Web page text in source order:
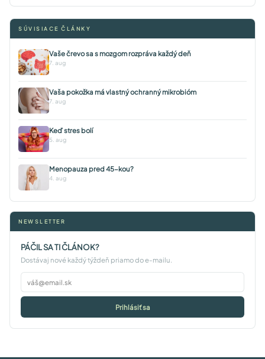
SÚVISIACE ČLÁNKY
Vaše črevo sa s mozgom rozpráva každý deň
7. aug
Vaša pokožka má vlastný ochranný mikrobióm
7. aug
Keď stres bolí
5. aug
Menopauza pred 45-kou?
4. aug
NEWSLETTER
PÁČIL SA TI ČLÁNOK?
Dostávaj nové každý týždeň priamo do e-mailu.
Prihlásiť sa